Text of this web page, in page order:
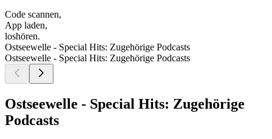
Code scannen,
App laden,
loshören.
Ostseewelle - Special Hits: Zugehörige Podcasts
Ostseewelle - Special Hits: Zugehörige Podcasts
Ostseewelle - Special Hits: Zugehörige
Podcasts